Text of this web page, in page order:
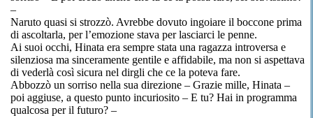
–
Naruto quasi si strozzò. Avrebbe dovuto ingoiare il boccone prima
di ascoltarla, per l’emozione stava per lasciarci le penne.
Ai suoi occhi, Hinata era sempre stata una ragazza introversa e
silenziosa ma sinceramente gentile e affidabile, ma non si aspettava
di vederlà così sicura nel dirgli che ce la poteva fare.
Abbozzò un sorriso nella sua direzione – Grazie mille, Hinata –
poi aggiuse, a questo punto incuriosito – E tu? Hai in programma
qualcosa per il futuro? –